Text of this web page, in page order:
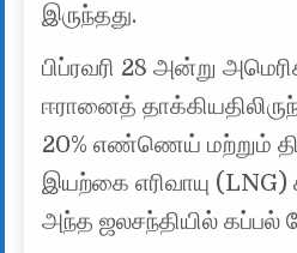
இருந்தது.
பிப்ரவரி 28 அன்று
ஈரானைத்
20% எண்ணெய் மற்றும்
இயற்கை எரிவாயு (LNG)
அந்த ஜலசந்தியில்